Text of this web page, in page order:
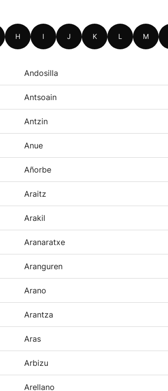
H I J K L M
Andosilla
Antsoain
Antzin
Anue
Añorbe
Araitz
Arakil
Aranaratxe
Aranguren
Arano
Arantza
Aras
Arbizu
Arellano